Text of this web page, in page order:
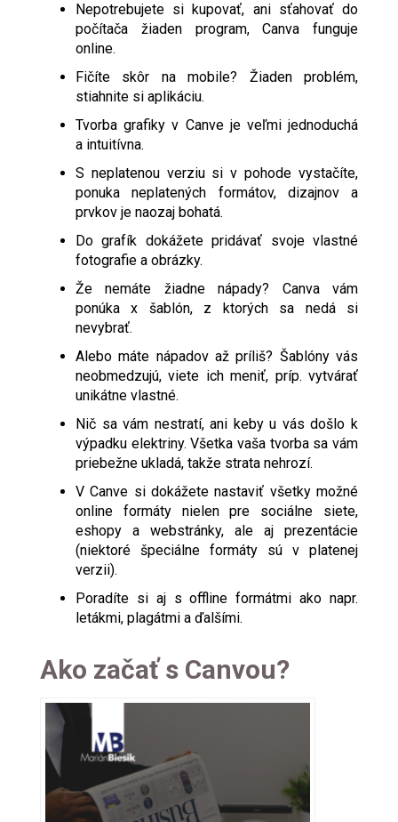
Nepotrebujete si kupovať, ani sťahovať do
počítača žiaden program, Canva funguje
online.
Fičíte skôr na mobile? Žiaden problém,
stiahnite si aplikáciu.
Tvorba grafiky v Canve je veľmi jednoduchá
a intuitívna.
S neplatenou verziu si v pohode vystačíte,
ponuka neplatených formátov, dizajnov a
prvkov je naozaj bohatá.
Do grafík dokážete pridávať svoje vlastné
fotografie a obrázky.
Že nemáte žiadne nápady? Canva vám
ponúka x šablón, z ktorých sa nedá si
nevybrať.
Alebo máte nápadov až príliš? Šablóny vás
neobmedzujú, viete ich meniť, príp. vytvárať
unikátne vlastné.
Nič sa vám nestratí, ani keby u vás došlo k
výpadku elektriny. Všetka vaša tvorba sa vám
priebežne ukladá, takže strata nehrozí.
V Canve si dokážete nastaviť všetky možné
online formáty nielen pre sociálne siete,
eshopy a webstránky, ale aj prezentácie
(niektoré špeciálne formáty sú v platenej
verzii).
Poradíte si aj s offline formátmi ako napr.
letákmi, plagátmi a ďalšími.
Ako začať s Canvou?